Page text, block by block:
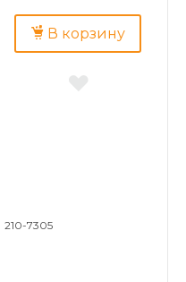
В корзину
210-7305